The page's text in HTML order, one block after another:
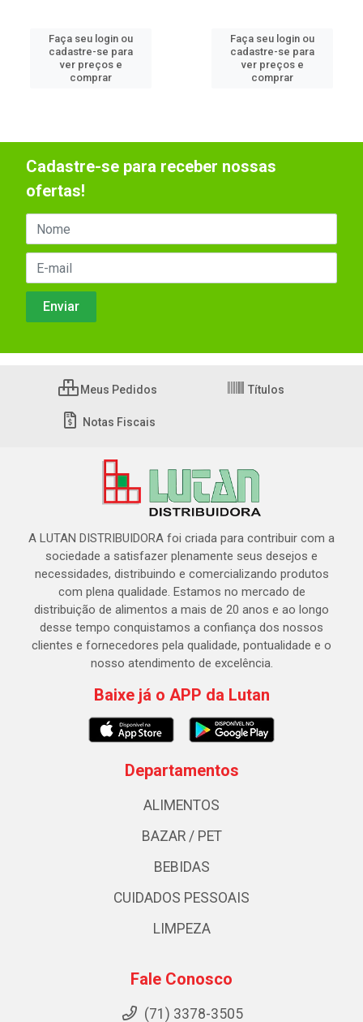
Faça seu login ou
cadastre-se para
ver preços e
comprar
Faça seu login ou
cadastre-se para
ver preços e
comprar
Cadastre-se para receber nossas
ofertas!
Meus Pedidos Títulos
Notas Fiscais
A LUTAN DISTRIBUIDORA foi criada para contribuir com a
sociedade a satisfazer plenamente seus desejos e
necessidades, distribuindo e comercializando produtos
com plena qualidade. Estamos no mercado de
distribuição de alimentos a mais de 20 anos e ao longo
desse tempo conquistamos a confiança dos nossos
clientes e fornecedores pela qualidade, pontualidade e o
nosso atendimento de excelência.
Baixe já o APP da Lutan
Departamentos
ALIMENTOS
BAZAR / PET
BEBIDAS
CUIDADOS PESSOAIS
LIMPEZA
Fale Conosco
(71) 3378-3505